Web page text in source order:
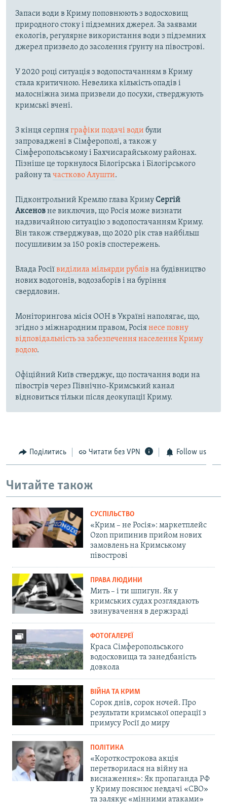
Запаси води в Криму поповнюють з водосховищ
природного стоку і підземних джерел. За заявами
екологів, регулярне використання води з підземних
джерел призвело до засолення ґрунту на півострові.
У 2020 році ситуація з водопостачанням в Криму
стала критичною. Невелика кількість опадів і
малосніжна зима призвели до посухи, стверджують
кримські вчені.
З кінця серпняграфіки подачі води були
запроваджені в Сімферополі, а також у
Сімферопольському і Бахчисарайському районах.
Пізніше це торкнулося Білогірська і Білогірського
району та частково Алушти.
Підконтрольний Кремлю глава КримуСергій
Аксеновне виключив, що Росія може визнати
надзвичайною ситуацію з водопостачанням Криму.
Він також стверджував, що 2020 рік став найбільш
посушливим за 150 років спостережень.
Влада Росіївиділила мільярди рублів на будівництво
нових водогонів, водозаборів і на буріння
свердловин.
Моніторингова місія ООН в Україні наполягає, що,
згідно з міжнародним правом, Росіянесе повну
відповідальність за забезпечення населення Криму
водою.
Офіційний Київ стверджує, що постачання води на
півострів через Північно-Кримський канал
відновиться тільки після деокупації Криму.
Поділитись Читати без VPN Follow us
Читайте також
СУСПІЛЬСТВО
«Крим – не Росія»: маркетплейс
Ozon припинив прийом нових
замовлень на Кримському
півострові
ПРАВА ЛЮДИНИ
Мить – і ти шпигун. Як у
кримських судах розглядають
звинувачення в держзраді
ФОТОГАЛЕРЕЇ
Краса Сімферопольського
водосховища та занедбаність
довкола
ВІЙНА ТА КРИМ
Сорок днів, сорок ночей. Про
результати кримської операції з
примусу Росії до миру
ПОЛІТИКА
«Короткострокова акція
перетворилася на війну на
виснаження»: Як пропаганда РФ
у Криму пояснює невдачі «СВО»
та залякує «мінними атаками»